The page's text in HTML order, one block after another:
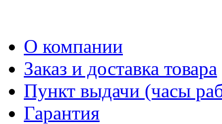
О компании
Заказ и доставка товара
Пункт выдачи (часы
Гарантия